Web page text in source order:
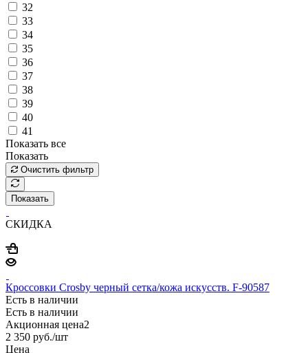
32
33
34
35
36
37
38
39
40
41
Показать все
Показать
Очистить фильтр
Показать
СКИДКА
Кроссовки Crosby черный сетка/кожа искусств. F-90587
Есть в наличии
Есть в наличии
Акционная цена2
2 350 руб./шт
Цена